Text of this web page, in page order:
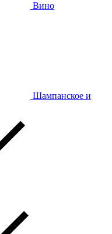
Вино
Шампанское и